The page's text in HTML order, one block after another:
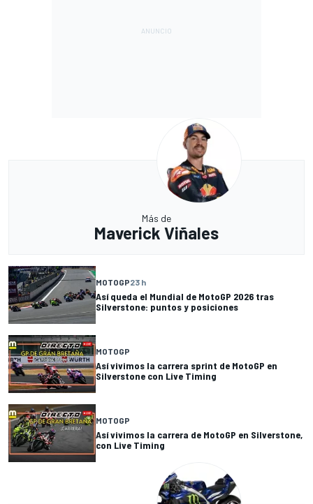
Más de
Maverick Viñales
MOTOGP23 h
Así queda el Mundial de MotoGP 2026 tras
Silverstone: puntos y posiciones
MOTOGP
Así vivimos la carrera sprint de MotoGP en
Silverstone con Live Timing
MOTOGP
Así vivimos la carrera de MotoGP en Silverstone,
con Live Timing